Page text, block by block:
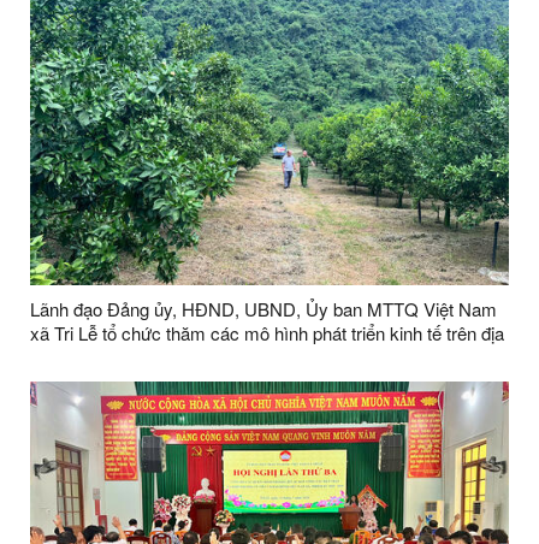
Lãnh đạo Đảng ủy, HĐND, UBND, Ủy ban MTTQ Việt Nam
xã Tri Lễ tổ chức thăm các mô hình phát triển kinh tế trên địa